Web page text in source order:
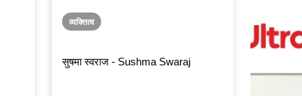
व्यक्तित्व
सुषमा स्वराज - Sushma Swaraj